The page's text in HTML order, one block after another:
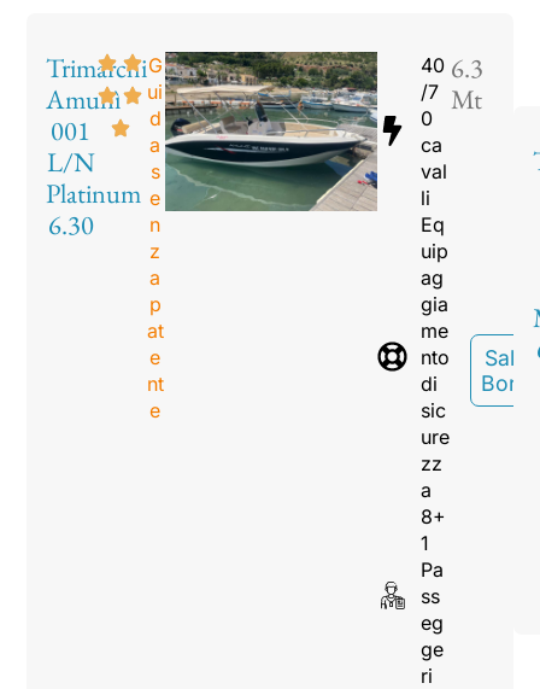
Trimarchi
Amunì
001
L/N
Platinum
6.30
G
ui
d
a
s
e
n
z
a
p
at
e
nt
e
40
/7
0
ca
val
li
Eq
uip
ag
gia
me
nto
di
sic
ure
zz
a
8+
1
Pa
ss
eg
ge
ri
6.3
Mt
Sali A